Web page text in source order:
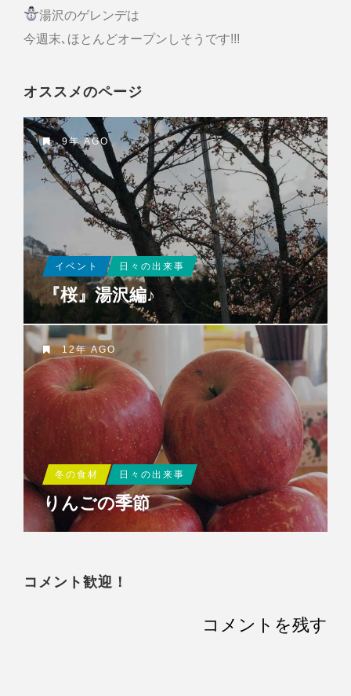
湯沢のゲレンデは
今週末､ほとんどオープンしそうです!!!
オススメのページ
9年 AGO
イベント 日々の出来事
『桜』湯沢編♪
12年 AGO
冬の食材 日々の出来事
りんごの季節
コメント歓迎！
コメントを残す